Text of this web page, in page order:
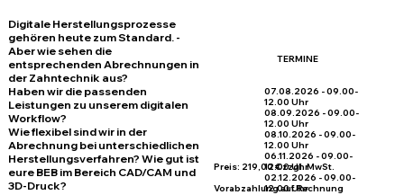
Digitale Herstellungsprozesse
gehören heute zum Standard. -
Aber wie sehen die
entsprechenden Abrechnungen in
der Zahntechnik aus?
Haben wir die passenden
Leistungen zu unserem digitalen
Workflow?
Wie flexibel sind wir in der
Abrechnung bei unterschiedlichen
Herstellungsverfahren? Wie gut ist
eure BEB im Bereich CAD/CAM und
3D-Druck?
TERMINE
07.08.2026 - 09.00-
12.00 Uhr
08.09.2026 - 09.00-
12.00 Uhr
08.10.2026 - 09.00-
12.00 Uhr
06.11.2026 - 09.00-
12.00 Uhr
02.12.2026 - 09.00-
12.00 Uhr
Preis: 219,00 € zzgl. MwSt.
Vorabzahlung auf Rechnung